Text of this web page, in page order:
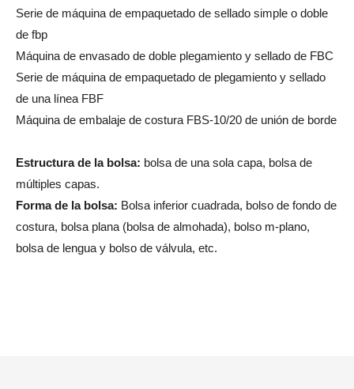
Serie de máquina de empaquetado de sellado simple o doble
de fbp
Máquina de envasado de doble plegamiento y sellado de FBC
Serie de máquina de empaquetado de plegamiento y sellado
de una línea FBF
Máquina de embalaje de costura FBS-10/20 de unión de borde
Estructura de la bolsa: bolsa de una sola capa, bolsa de
múltiples capas.
Forma de la bolsa: Bolsa inferior cuadrada, bolso de fondo de
costura, bolsa plana (bolsa de almohada), bolso m-plano,
bolsa de lengua y bolso de válvula, etc.